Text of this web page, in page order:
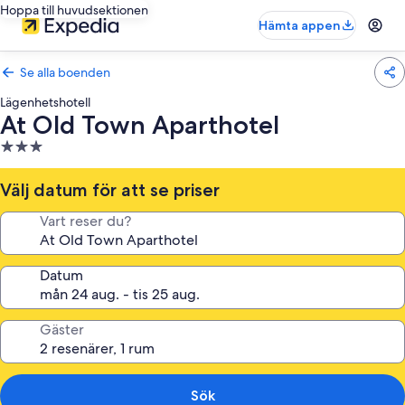
Hoppa till huvudsektionen
Hämta appen
Se alla boenden
Lägenhetshotell
At Old Town Aparthotel
3.0-
stjärnigt
boende
Välj datum för att se priser
Vart reser du?
Datum
Gäster
Sök